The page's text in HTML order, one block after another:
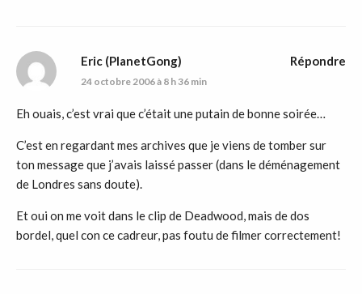
Eric (PlanetGong)
24 octobre 2006 à 8 h 36 min
Eh ouais, c’est vrai que c’était une putain de bonne soirée…
C’est en regardant mes archives que je viens de tomber sur
ton message que j’avais laissé passer (dans le déménagement
de Londres sans doute).
Et oui on me voit dans le clip de Deadwood, mais de dos
bordel, quel con ce cadreur, pas foutu de filmer correctement!
Répondre